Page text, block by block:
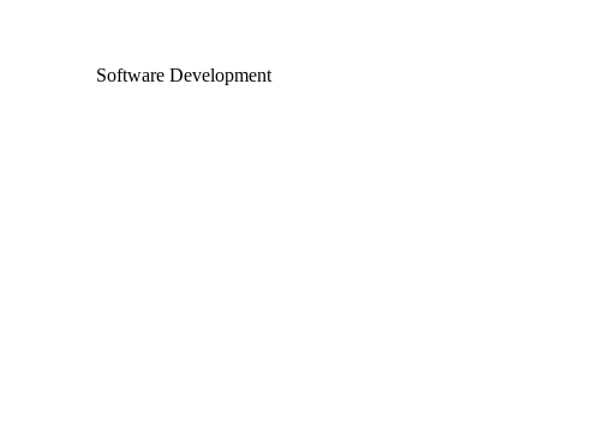
Software Development